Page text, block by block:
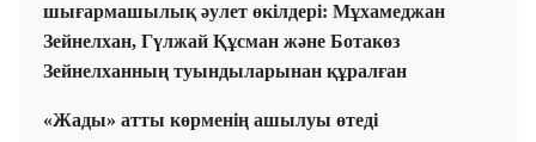
шығармашылық әулет өкілдері: Мұхамеджан
Зейнелхан, Гүлжай Құсман және Ботакөз
Зейнелханның туындыларынан құралған
«Жады» атты көрменің ашылуы өтеді